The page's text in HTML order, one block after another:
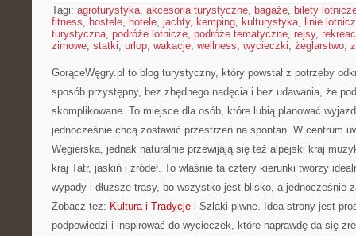
Tagi: agroturystyka, akcesoria turystyczne, bagaże, bilety
fitness, hostele, hotele, jachty, kemping, kulturystyka, linie
turystyczna, podróże lotnicze, podróże tematyczne, rejsy,
zimowe, statki, urlop, wakacje, wellness, wycieczki, żeglarstwo,
GorąceWęgry.pl to blog turystyczny, który powstał z potrzeby
sposób przystępny, bez zbędnego nadęcia i bez udawania, że
skomplikowane. To miejsce dla osób, które lubią planować
jednocześnie chcą zostawić przestrzeń na spontan. W centrum
Węgierska, jednak naturalnie przewijają się też alpejski kraj
kraj Tatr, jaskiń i źródeł. To właśnie ta cztery kierunki tworzy
wypady i dłuższe trasy, bo wszystko jest blisko, a jednocześnie
Zobacz też: Kultura i Tradycje i Szlaki piwne. Idea strony jest
podpowiedzi i inspirować do wycieczek, które naprawdę da się